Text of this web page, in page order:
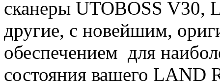
сканеры UTOBOSS V30,
другие, с новейшим,
обеспечением для
состояния вашего LAND